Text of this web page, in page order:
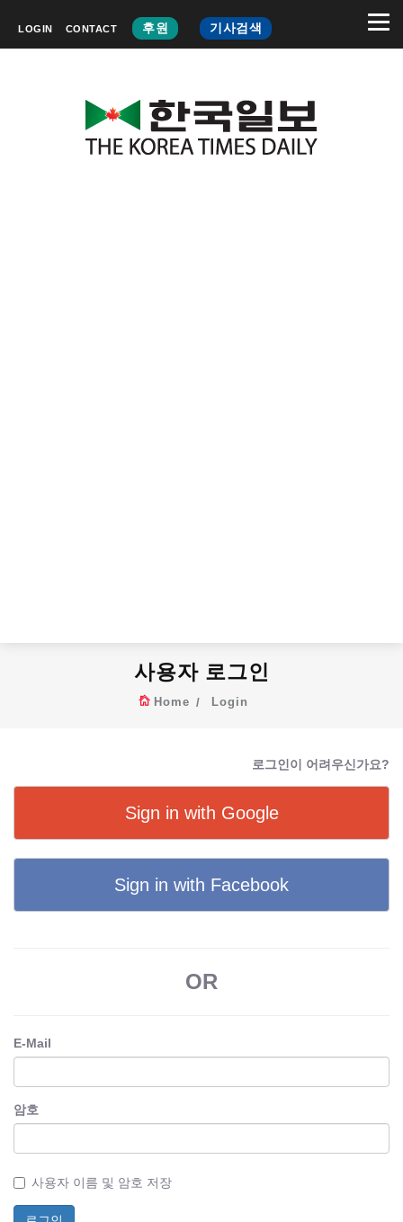
LOGIN CONTACT 후원 기사검색
사용자 로그인
Home Login
로그인이 어려우신가요?
Sign in with Google
Sign in with Facebook
OR
E-Mail
암호
사용자 이름 및 암호 저장